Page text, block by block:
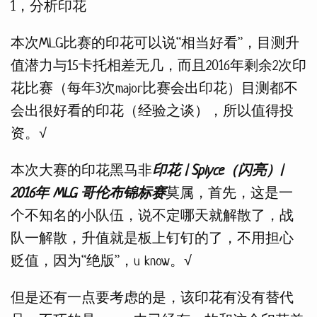
1，分析印花
本次MLG比赛的印花可以说“相当好看”，目测升
值潜力与15卡托相差无几，而且2016年剩余2次印
花比赛（每年3次major比赛会出印花）目测都不
会出很好看的印花（经验之谈），所以值得投
资。√
本次大赛的印花黑马非印花 | Splyce（闪亮）|
2016年 MLG 哥伦布锦标赛莫属，首先，这是一
个不知名的小队伍，说不定哪天就解散了，战
队一解散，升值就是板上钉钉的了，不用担心
贬值，因为“绝版”，u know。√
但是还有一点要考虑的是，该印花有没有替代